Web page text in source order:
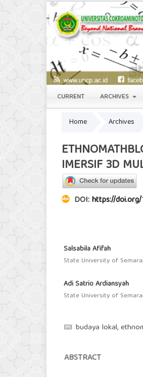
CURRENT ARCHIVES
Home Archives
IMERSIF 3D
DOI:https://
Salsabila Afifah
State University of
Adi Satrio Ardiansyah
State University of
budaya lokal,
ABSTRACT